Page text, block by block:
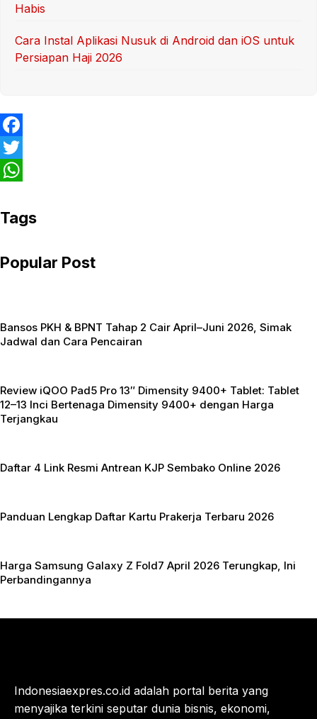
Habis
Cara Instal Aplikasi Nusuk di Android dan iOS untuk
Persiapan Haji 2026
F
a
e
o
T
i
t
h
t
p
Tags
Popular Post
Bansos PKH & BPNT Tahap 2 Cair April–Juni 2026, Simak
Jadwal dan Cara Pencairan
Review iQOO Pad5 Pro 13″ Dimensity 9400+ Tablet: Tablet
12–13 Inci Bertenaga Dimensity 9400+ dengan Harga
Terjangkau
Daftar 4 Link Resmi Antrean KJP Sembako Online 2026
Panduan Lengkap Daftar Kartu Prakerja Terbaru 2026
Harga Samsung Galaxy Z Fold7 April 2026 Terungkap, Ini
Perbandingannya
Indonesiaexpres.co.id adalah portal berita yang
menyajika terkini seputar dunia bisnis, ekonomi,